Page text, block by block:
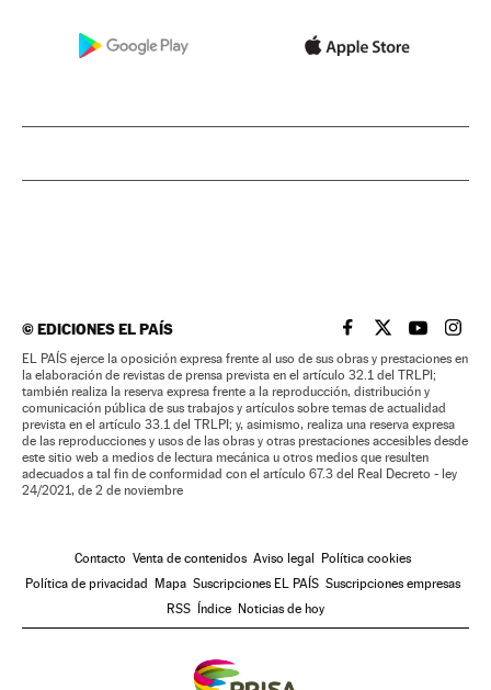
©EDICIONES EL PAÍS EL PAÍS BRASIL EN
EL PAÍSEL PAÍS
EL
EL PAÍS ejerce la oposición expresa frente al uso de sus obras y prestaciones en
la elaboración de revistas de prensa prevista en el artículo 32.1 del TRLPI;
también realiza la reserva expresa frente a la reproducción, distribución y
comunicación pública de sus trabajos y artículos sobre temas de actualidad
prevista en el artículo 33.1 del TRLPI; y, asimismo, realiza una reserva expresa
de las reproducciones y usos de las obras y otras prestaciones accesibles desde
este sitio web a medios de lectura mecánica u otros medios que resulten
adecuados a tal fin de conformidad con el artículo 67.3 del Real Decreto - ley
24/2021, de 2 de noviembre
Contacto Venta de contenidos Aviso legal
Política cookies
Política de privacidad
Mapa Suscripciones EL PAÍS Suscripciones empresas
RSS
Índice Noticias de hoy